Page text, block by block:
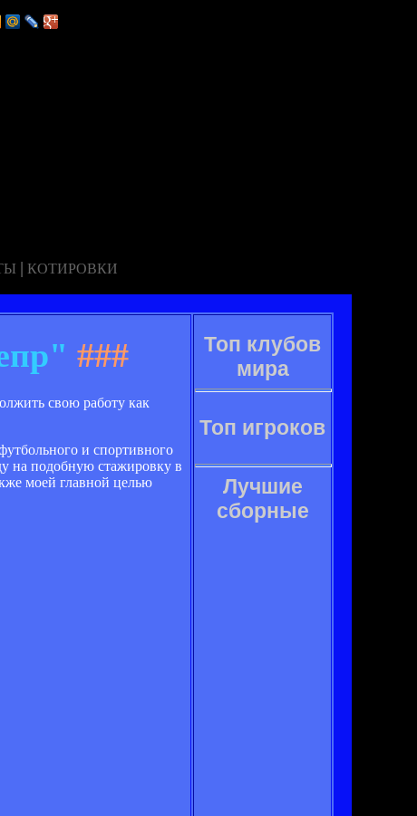
| КОТИРОВКИ
###
свою работу как
и спортивного
на подобную стажировку в
моей главной целью
Топ клубов
мира
Топ игроков
Лучшие
сборные